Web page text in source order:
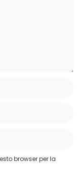
browser per la